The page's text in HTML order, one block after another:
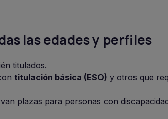
las edades y perfiles
titulados.
titulación básica (ESO) y otros que
plazas para personas con